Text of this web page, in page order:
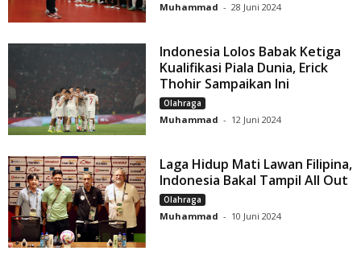
Muhammad - 28 Juni 2024
Indonesia Lolos Babak Ketiga
Kualifikasi Piala Dunia, Erick
Thohir Sampaikan Ini
Olahraga
Muhammad - 12 Juni 2024
Laga Hidup Mati Lawan Filipina,
Indonesia Bakal Tampil All Out
Olahraga
Muhammad - 10 Juni 2024